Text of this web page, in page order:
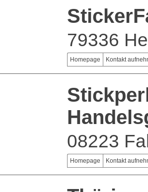
79336
Homepage Kontakt
08223
Homepage Kontakt